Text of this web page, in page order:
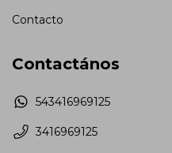
Contacto
Contactános
543416969125
3416969125